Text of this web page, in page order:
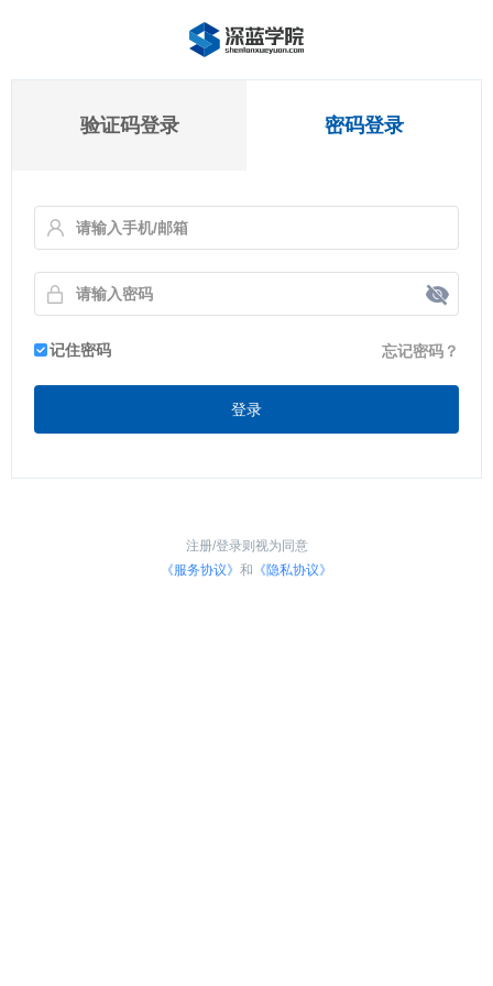
验证码登录 密码登录
忘记密码？
记住密码
登录
注册/登录则视为同意
《服务协议》 和 《隐私协议》